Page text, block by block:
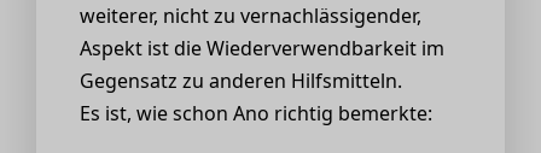
weiterer, nicht zu vernachlässigender,
Aspekt ist die Wiederverwendbarkeit im
Gegensatz zu anderen Hilfsmitteln.
Es ist, wie schon Ano richtig bemerkte: